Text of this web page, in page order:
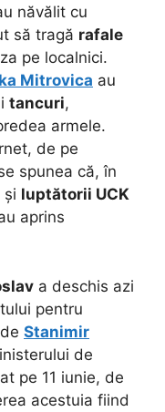
năvălit cu
să tragă rafale
pe localnici.
Mitrovica au
tancuri,
armele.
de pe
spunea că, în
și luptătorii UCK
aprins
a deschis azi
pentru
Stanimir
de
pe 11 iunie, de
acestuia fiind